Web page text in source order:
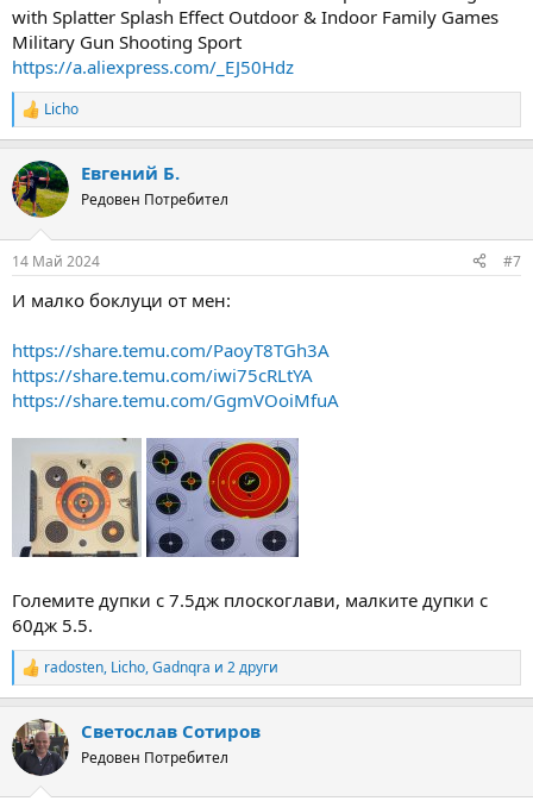
with Splatter Splash Effect Outdoor & Indoor Family Games
Military Gun Shooting Sport
https://a.aliexpress.com/_EJ50Hdz
R
e
c
t
i
s
Licho
Евгений Б.
Редовен Потребител
14 Май 2024 #7
И малко боклуци от мен:
https://share.temu.com/PaoyT8TGh3A
https://share.temu.com/iwi75cRLtYA
https://share.temu.com/GgmVOoiMfuA
Големите дупки с 7.5дж плоскоглави, малките дупки с
60дж 5.5.
R
e
c
t
i
radosten, Licho,Gadnqra и 2 други
Светослав Сотиров
Редовен Потребител